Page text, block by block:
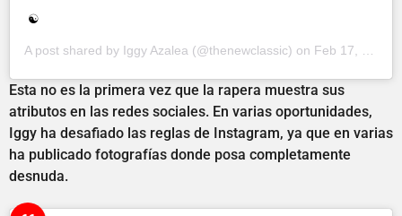
☯️
A post shared by Iggy Azalea (@thenewclassic) on Feb 17, 2019 at 2:51pm PST
Esta no es la primera vez que la rapera muestra sus
atributos en las redes sociales. En varias oportunidades,
Iggy ha desafiado las reglas de Instagram, ya que en varias
ha publicado fotografías donde posa completamente
desnuda.